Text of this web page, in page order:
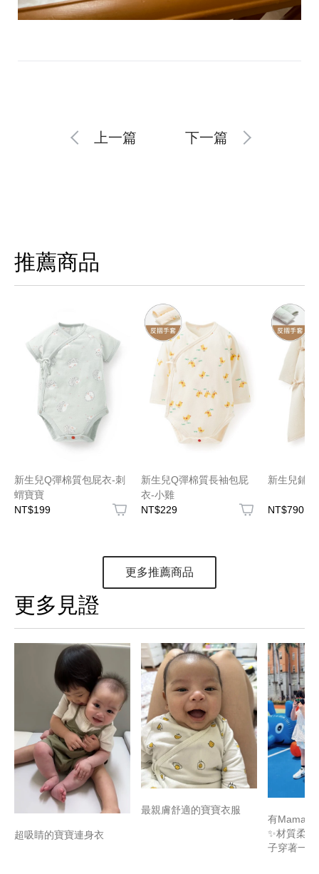
上一篇 下一篇
推薦商品
新生兒Q彈棉質包屁衣-刺
蝟寶寶
NT$199
新生兒Q彈棉質長袖包屁
衣-小雞
NT$229
新生兒鋪
NT$790
更多推薦商品
更多見證
超吸睛的寶寶連身衣
最親膚舒適的寶寶衣服
有
✨材質柔
子穿著一